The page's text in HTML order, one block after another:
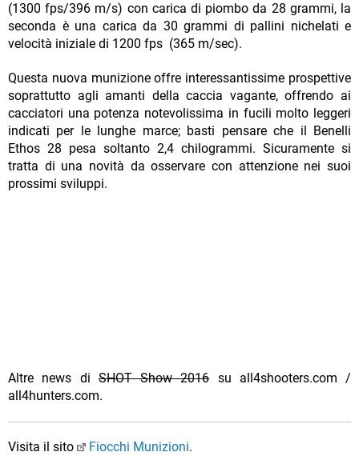
(1300 fps/396 m/s) con carica di piombo da 28 grammi, la
seconda è una carica da 30 grammi di pallini nichelati e
velocità iniziale di 1200 fps (365 m/sec).
Questa nuova munizione offre interessantissime prospettive
soprattutto agli amanti della caccia vagante, offrendo ai
cacciatori una potenza notevolissima in fucili molto leggeri
indicati per le lunghe marce; basti pensare che il Benelli
Ethos 28 pesa soltanto 2,4 chilogrammi. Sicuramente si
tratta di una novità da osservare con attenzione nei suoi
prossimi sviluppi.
Altre news diSHOT Show 2016su all4shooters.com /
all4hunters.com.
Visita il sito Fiocchi Munizioni.